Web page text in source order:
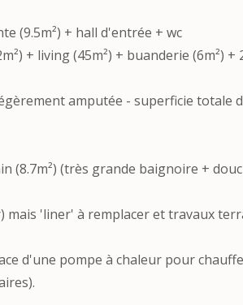
(9.5m²) + hall d'entrée + wc
+ living (45m²) + buanderie (6m²) +
amputée - superficie totale
(8.7m²) (très grande baignoire +
mais 'liner' à remplacer et travaux
d'une pompe à chaleur pour